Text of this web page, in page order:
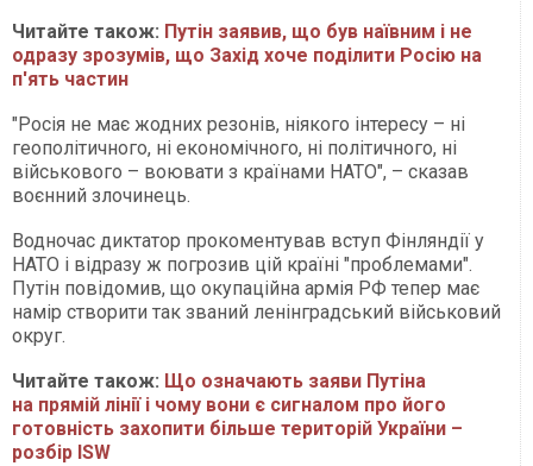
Читайте також: Путін заявив, що був наївним і не
одразу зрозумів, що Захід хоче поділити Росію на
п'ять частин
"Росія не має жодних резонів, ніякого інтересу – ні
геополітичного, ні економічного, ні політичного, ні
військового – воювати з країнами НАТО", – сказав
воєнний злочинець.
Водночас диктатор прокоментував вступ Фінляндії у
НАТО і відразу ж погрозив цій країні "проблемами".
Путін повідомив, що окупаційна армія РФ тепер має
намір створити так званий ленінградський військовий
округ.
Читайте також: Що означають заяви Путіна
на прямій лінії і чому вони є сигналом про його
готовність захопити більше територій України –
розбір ISW